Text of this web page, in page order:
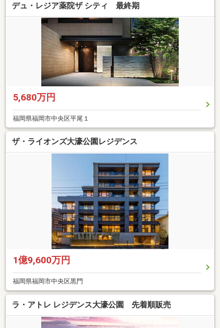
デュ・レジア薬院ザ シティ 最終期
5,680万円
福岡県福岡市中央区平尾１
ザ・ライオンズ大濠公園レジデンス
1億9,600万円
福岡県福岡市中央区黒門
ラ・アトレ レジデンス大濠公園 先着順販売